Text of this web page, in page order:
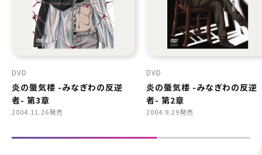
DVD
炎の蜃気楼 -みなぎわの反逆
者- 第3章
2004.11.26発売
DVD
炎の蜃気楼 -みなぎわの反逆
者- 第2章
2004.9.29発売